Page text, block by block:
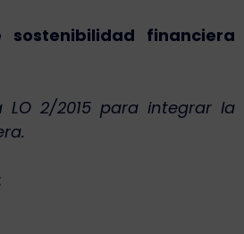
sostenibilidad financiera
2/2015 para integrar la
: